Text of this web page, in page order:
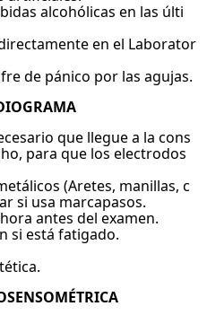
alcohólicas en las últi
en el Laborator
de pánico por las agujas.
que llegue a la cons
para que los electrodos
(Aretes, manillas, c
si usa marcapasos.
antes del examen.
si está fatigado.